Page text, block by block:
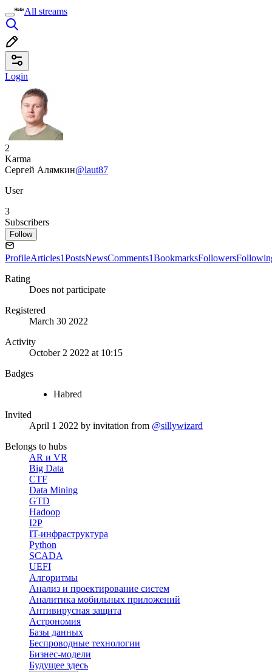
All streams
Login
2
Karma
Сергей Алямкин@laut87
User
3
Subscribers
Follow
ProfileArticles1PostsNewsComments1BookmarksFollowers
Rating
Does not participate
Registered
March 30 2022
Activity
October 2 2022 at 10:15
Badges
Habred
Invited
April 1 2022 by invitation from @sillywizard
Belongs to hubs
AR и VR
Big Data
CTF
Data Mining
GTD
Hadoop
I2P
IT-инфраструктура
Python
SCADA
UEFI
Алгоритмы
Анализ и проектирование систем
Аналитика мобильных приложений
Антивирусная защита
Астрономия
Базы данных
Беспроводные технологии
Бизнес-модели
Будущее здесь